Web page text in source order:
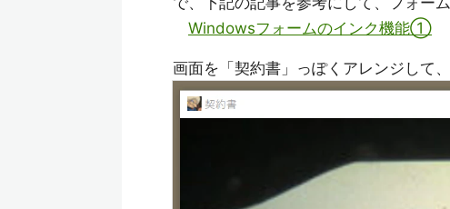
Windowsフォームのインク機能①
画面を「契約書」っぽくアレンジして